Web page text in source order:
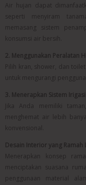
Air hujan dapat
seperti menyiram
memasang sistem
konsumsi air bersih.
2. Menggunakan Peralatan
Pilih kran, shower, dan
untuk mengurangi
3. Menerapkan Sistem
Jika Anda memiliki
menghemat air lebih
konvensional.
Desain Interior yang Ramah
Menerapkan konsep
menciptakan suasana
penggunaan material